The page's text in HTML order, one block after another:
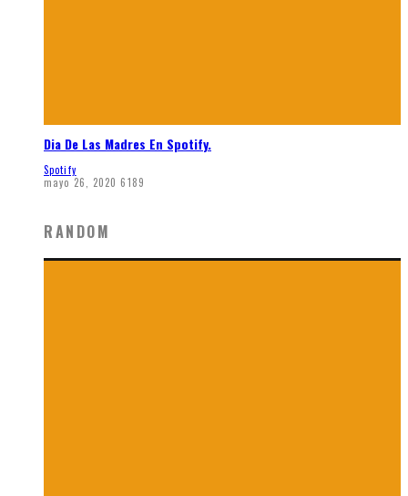
Dia De Las Madres En Spotify.
Spotify
mayo 26, 2020 6189
RANDOM